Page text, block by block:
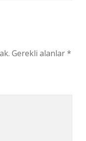
Gerekli alanlar*